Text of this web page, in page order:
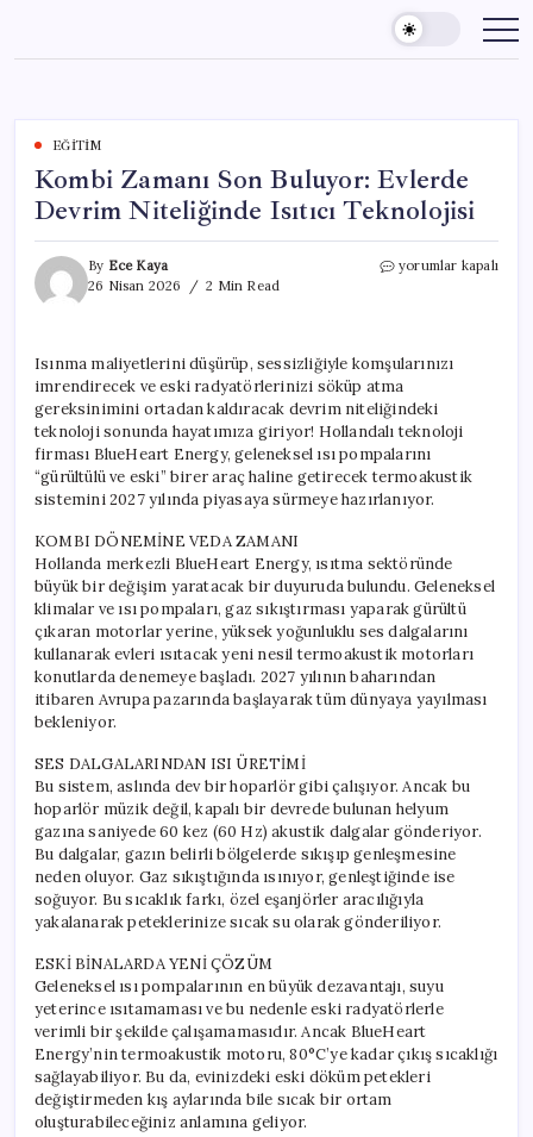
content
EĞITIM
Kombi Zamanı Son Buluyor: Evlerde
Devrim Niteliğinde Isıtıcı Teknolojisi
By Ece Kaya
26 Nisan 2026
2 Min Read
Kombi
Devrim
Niteliğinde
Isıtıcı
Teknolojisi
yorumlar kapalı
Isınma maliyetlerini düşürüp, sessizliğiyle komşularınızı
imrendirecek ve eski radyatörlerinizi söküp atma
gereksinimini ortadan kaldıracak devrim niteliğindeki
teknoloji sonunda hayatımıza giriyor! Hollandalı teknoloji
firması BlueHeart Energy, geleneksel ısı pompalarını
“gürültülü ve eski” birer araç haline getirecek termoakustik
sistemini 2027 yılında piyasaya sürmeye hazırlanıyor.
KOMBI DÖNEMİNE VEDA ZAMANI
Hollanda merkezli BlueHeart Energy, ısıtma sektöründe
büyük bir değişim yaratacak bir duyuruda bulundu. Geleneksel
klimalar ve ısı pompaları, gaz sıkıştırması yaparak gürültü
çıkaran motorlar yerine, yüksek yoğunluklu ses dalgalarını
kullanarak evleri ısıtacak yeni nesil termoakustik motorları
konutlarda denemeye başladı. 2027 yılının baharından
itibaren Avrupa pazarında başlayarak tüm dünyaya yayılması
bekleniyor.
SES DALGALARINDAN ISI ÜRETİMİ
Bu sistem, aslında dev bir hoparlör gibi çalışıyor. Ancak bu
hoparlör müzik değil, kapalı bir devrede bulunan helyum
gazına saniyede 60 kez (60 Hz) akustik dalgalar gönderiyor.
Bu dalgalar, gazın belirli bölgelerde sıkışıp genleşmesine
neden oluyor. Gaz sıkıştığında ısınıyor, genleştiğinde ise
soğuyor. Bu sıcaklık farkı, özel eşanjörler aracılığıyla
yakalanarak peteklerinize sıcak su olarak gönderiliyor.
ESKİ BİNALARDA YENİ ÇÖZÜM
Geleneksel ısı pompalarının en büyük dezavantajı, suyu
yeterince ısıtamaması ve bu nedenle eski radyatörlerle
verimli bir şekilde çalışamamasıdır. Ancak BlueHeart
Energy’nin termoakustik motoru, 80°C’ye kadar çıkış sıcaklığı
sağlayabiliyor. Bu da, evinizdeki eski döküm petekleri
değiştirmeden kış aylarında bile sıcak bir ortam
oluşturabileceğiniz anlamına geliyor.